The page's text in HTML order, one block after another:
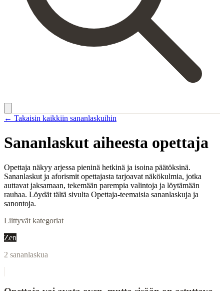
← Takaisin kaikkiin sananlaskuihin
Sananlaskut aiheesta opettaja
Opettaja näkyy arjessa pieninä hetkinä ja isoina päätöksinä.
Sananlaskut ja aforismit opettajasta tarjoavat näkökulmia, jotka
auttavat jaksamaan, tekemään parempia valintoja ja löytämään
rauhaa. Löydät tältä sivulta Opettaja-teemaisia sananlaskuja ja
sanontoja.
Liittyvät kategoriat
Zen
2 sananlaskua